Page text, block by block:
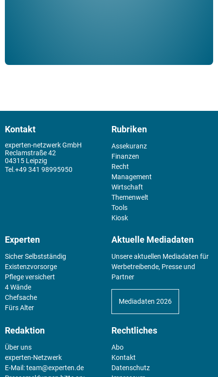
Kontakt
experten-netzwerk GmbH
Reclamstraße 42
04315 Leipzig
+49 341 98995950
Rubriken
Assekuranz
Finanzen
Recht
Management
Wirtschaft
Themenwelt
Tools
Kiosk
Experten
Sicher Selbstständig
Existenz­vorsorge
Pflege versichert
4 Wände
Chefsache
Fürs Alter
Aktuelle Mediadaten
Unsere aktuellen Mediadaten für
Werbetreibende, Presse und
Partner
Mediadaten 2026
Redaktion
Über uns
experten-Netzwerk
E-Mail:team@experten.de
Rechtliches
Abo
Kontakt
Datenschutz